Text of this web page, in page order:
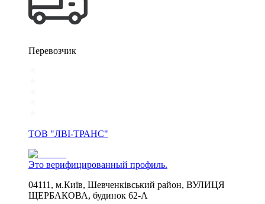
Перевозчик
ТОВ "ЛВІ-ТРАНС"
Это верифицированный профиль.
04111, м.Київ, Шевченківський район, ВУЛИЦЯ
ЩЕРБАКОВА, будинок 62-А